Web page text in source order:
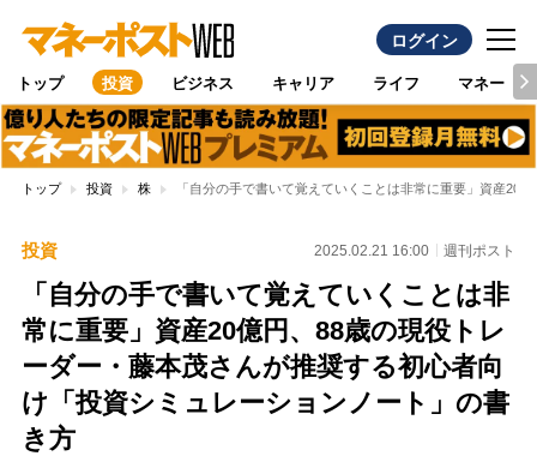
ログイン
トップ 投資 ビジネス キャリア ライフ マネー
トップ 投資 株 「自分の手で書いて覚えていくことは非常に重要」資産20
投資 2025.02.21 16:00 週刊ポスト
「自分の手で書いて覚えていくことは非
常に重要」資産20億円、88歳の現役トレ
ーダー・藤本茂さんが推奨する初心者向
け「投資シミュレーションノート」の書
き方